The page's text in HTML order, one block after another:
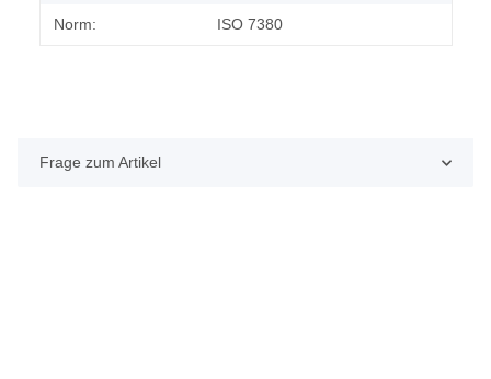
Norm: ISO 7380
Frage zum Artikel